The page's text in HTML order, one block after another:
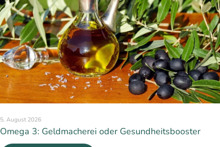
5. August 2026
Omega 3: Geldmacherei oder Gesundheitsbooster